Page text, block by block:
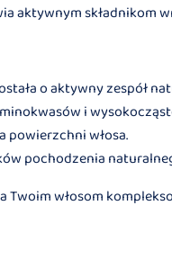
aktywnym składnikom
o aktywny zespół
i
powierzchni włosa.
pochodzenia
Twoim włosom